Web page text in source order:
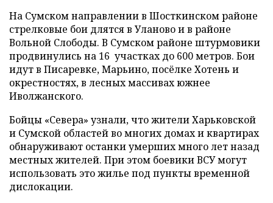
На Сумском направлении в Шосткинском районе
стрелковые бои длятся в Уланово и в районе
Вольной Слободы. В Сумском районе штурмовики
продвинулись на 16 участках до 600 метров. Бои
идут в Писаревке, Марьино, посёлке Хотень и
окрестностях, в лесных массивах южнее
Иволжанского.
Бойцы «Севера» узнали, что жители Харьковской
и Сумской областей во многих домах и квартирах
обнаруживают останки умерших много лет назад
местных жителей. При этом боевики ВСУ могут
использовать это жилье под пункты временной
дислокации.